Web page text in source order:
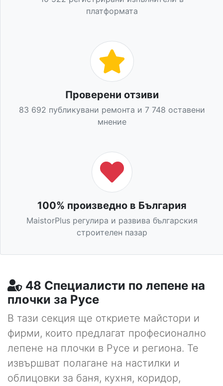
платформата
Проверени отзиви
83 692 публикувани ремонта и 7 748 оставени
мнение
100% произведно в България
MaistorPlus регулира и развива българския
строителен пазар
48 Специалисти по лепене на
плочки за Русе
В тази секция ще откриете майстори и
фирми, които предлагат професионално
лепене на плочки в Русе и региона. Те
извършват полагане на настилки и
облицовки за баня, кухня, коридор,